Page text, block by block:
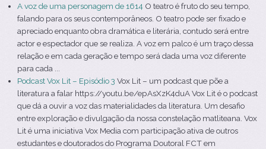
A voz de uma personagem de 1614 O teatro é fruto do seu tempo,
falando para os seus contemporâneos. O teatro pode ser fixado e
apreciado enquanto obra dramática e literária, contudo será entre
actor e espectador que se realiza. A voz em palco é um traço dessa
relação e em cada geração e tempo será dada uma voz diferente
para cada ...
Podcast Vox Lit – Episódio 3 Vox Lit – um podcast que põe a
literatura a falar https://youtu.be/epAsXzK4duA Vox Lit é o podcast
que dá a ouvir a voz das materialidades da literatura. Um desafio
entre exploração e divulgação da nossa constelação matliteana. Vox
Lit é uma iniciativa Vox Media com participação ativa de outros
estudantes e doutorados do Programa Doutoral FCT em